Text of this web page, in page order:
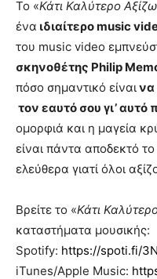
Το «Κάτι Καλύτερο Αξίζω
ένα ιδιαίτερο music
του music video
σκηνοθέτης Philip
πόσο σημαντικό είναινα
τον εαυτό σου γι’ αυτό
ομορφιά και η μαγεία
είναι πάντα αποδεκτό
ελεύθερα γιατί όλοι
Βρείτε το «Κάτι
καταστήματα μουσικής:
Spotify: https://spoti.fi/
iTunes/Apple Music: